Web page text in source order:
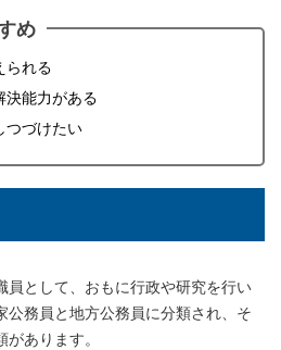
め
られる
決能力がある
つづけたい
員として、おもに行政や研究を行い
公務員と地方公務員に分類され、そ
あります。